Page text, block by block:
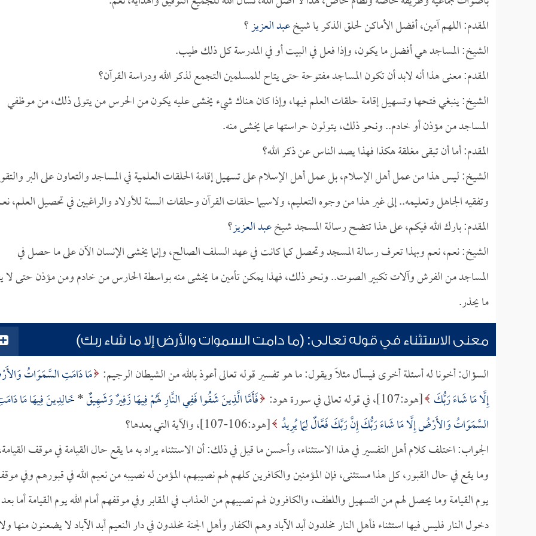
المقدم: اللهم آمين، أفضل الأماكن لحلق الذكر يا شيخعبد العزيز؟
الشيخ: المساجد هي أفضل ما يكون، وإذا فعل في البيت أو في المدرسة كل ذلك طيب.
المقدم: معنى هذا أنه لابد أن تكون المساجد مفتوحة حتى يتاح للمسلمين التجمع لذكر الله ودراسة القرآن؟
الشيخ: ينبغي فتحها وتسهيل إقامة حلقات العلم فيها، وإذا كان هناك شيء يخشى عليه يكون من الحرس من يتولى ذلك، من موظفي
المساجد من مؤذن أو خادم.. ونحو ذلك، يتولون حراستها عما يخشى منه.
المقدم: أما أن تبقى مغلقة هكذا فهذا يصد الناس عن ذكر الله؟
الشيخ: ليس هذا من عمل أهل الإسلام، بل عمل أهل الإسلام على تسهيل إقامة الحلقات العلمية في المساجد والتعاون على البر
وتفقيه الجاهل وتعليمه.. إلى غير هذا من وجوه التعليم، ولاسيما حلقات القرآن وحلقات السنة للأولاد والراغبين في تحصيل العلم،
المقدم: بارك الله فيكم، على هذا تتضح رسالة المسجد شيخعبد العزيز؟
الشيخ: نعم، نعم وبهذا تعرف رسالة المسجد وتحصل كما كانت في عهد السلف الصالح، وإنما يخشى الإنسان الآن على ما حصل في
المساجد من الفرش وآلات تكبير الصوت.. ونحو ذلك، فهذا يمكن تأمين ما يخشى منه بواسطة الحارس من خادم ومن مؤذن حتى لا
ما يحذر.
معنى الاستثناء في قوله تعالى: (ما دامت السموات والأرض إلا ما شاء ربك)
السؤال: أخونا له أسئلة أخرى فيسأل مثلاً ويقول: ما هو تفسير قوله تعالى أعوذ بالله من الشيطان الرجيم: مَا دَامَتِ السَّمَوَاتُ
إِلَّا مَا شَاءَ رَبُّكَ [هود:107]، في قوله تعالى في سورة هود: فَأَمَّا الَّذِينَ شَقُوا فَفِي النَّارِ لَهُمْ فِيهَا زَفِيرٌ وَشَهِيقٌ*خَالِدِينَ فِيهَا مَا
السَّمَوَاتُ وَالأَرْضُ إِلَّا مَا شَاءَ رَبُّكَ إِنَّ رَبَّكَ فَعَّالٌ لِمَا يُرِيدُ [هود:106-107]، والآية التي بعدها؟
الجواب: اختلف كلام أهل التفسير في هذا الاستثناء، وأحسن ما قيل في ذلك: أن الاستثناء يراد به ما يقع حال القيامة في موقف
وما يقع في حال القبور، كل هذا مستثنى، فإن المؤمنين والكافرين كلهم لهم نصيبهم، المؤمن له نصيبه من نعيم الله في قبورهم وفي
يوم القيامة وما يحصل لهم من التسهيل واللطف، والكافرون لهم نصيبهم من العذاب في المقابر وفي موقفهم أمام الله يوم القيامة أما بعد
دخول النار فليس فيها استثناء فأهل النار مخلدون أبد الآباد وهم الكفار وأهل الجنة مخلدون في دار النعيم أبد الآباد لا يضعنون منها